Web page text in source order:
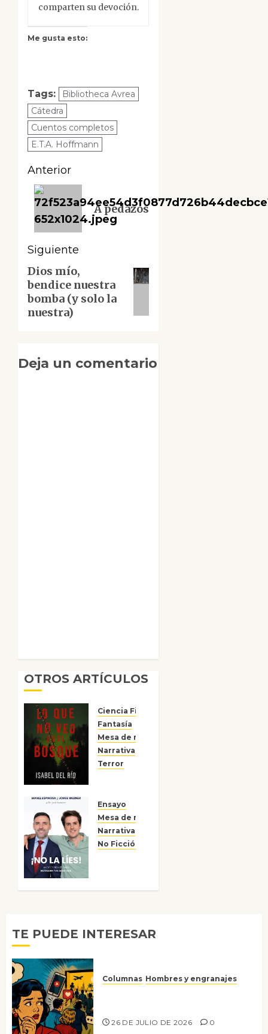
comparten su devoción.
Me gusta esto:
Tags:
Bibliotheca Avrea
Cátedra
Cuentos completos
E.T.A. Hoffmann
Navegación
de
entradas
Anterior
Entrada
anterior:
A pedazos
Siguiente
Siguiente
entrada:
Dios mío,
bendice nuestra
bomba (y solo la
nuestra)
Deja un comentario
OTROS ARTÍCULOS
Ciencia Ficción
Fantasía
Mesa de novedades
Narrativa
Terror
en el
bosque
15 DE
Ensayo
Mesa de novedades
Narrativa
No Ficción
TE PUEDE INTERESAR
Columnas Hombres y engranajes
26 DE JULIO DE 2026 0